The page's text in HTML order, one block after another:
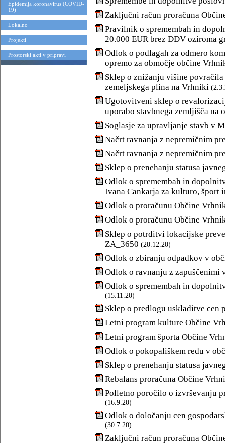
Epidemija koronavirus (COVID-
19)
Lokalno
Projekti
Prostorski akti v pripravi
Zaključni račun proračuna
Pravilnik o spremembah in
20.000 EUR brez DDV oziroma
Odlok o podlagah za odmero
opremo za območje občine
Sklep o znižanju višine
zemeljskega plina na Vrhniki
Ugotovitveni sklep o
uporabo stavbnega zemljišča na
Soglasje za upravljanje stavb v
Načrt ravnanja z nepremičnim
Načrt ravnanja z nepremičnim
Sklep o prenehanju statusa
Odlok o spremembah in
Ivana Cankarja za kulturo, šport
Odlok o proračunu Občine
Odlok o proračunu Občine
Sklep o potrditvi lokacijske
ZA_3650 (20.12.20)
Odlok o zbiranju odpadkov v
Odlok o ravnanju z
Odlok o spremembah in
(15.11.20)
Sklep o predlogu uskladitve cen
Letni program kulture Občine
Letni program športa Občine
Odlok o pokopališkem redu v
Sklep o prenehanju statusa
Rebalans proračuna Občine
Polletno poročilo o izvrševanju
(16.9.20)
Odlok o določanju cen
(30.7.20)
Zaključni račun proračuna